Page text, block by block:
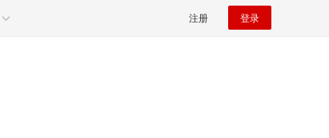
注册 登录